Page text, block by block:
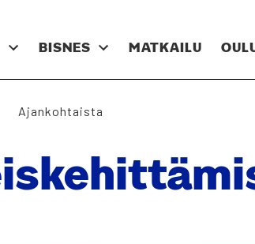
BIS­NES MAT­KAI­LU
Ajankohtaista